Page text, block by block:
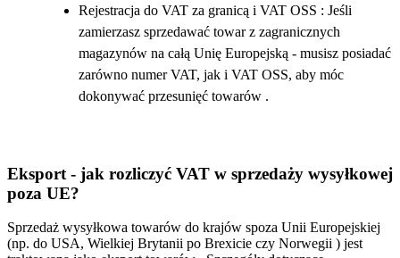
Rejestracja do VAT za granicą i VAT OSS : Jeśli
zamierzasz sprzedawać towar z zagranicznych
magazynów na całą Unię Europejską - musisz posiadać
zarówno numer VAT, jak i VAT OSS, aby móc
dokonywać przesunięć towarów .
Eksport - jak rozliczyć VAT w sprzedaży wysyłkowej
poza UE?
Sprzedaż wysyłkowa towarów do krajów spoza Unii Europejskiej
(np. do USA, Wielkiej Brytanii po Brexicie czy Norwegii ) jest